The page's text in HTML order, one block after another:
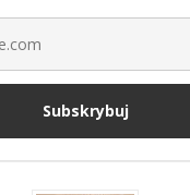
Subskrybuj